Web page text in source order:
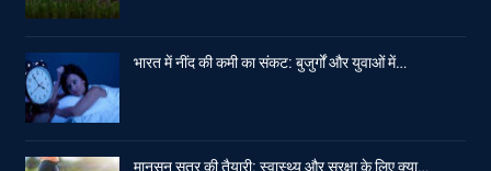
भारत में नींद की कमी का संकट: बुजुर्गों और युवाओं में…
मानसून सत्र की तैयारी: स्वास्थ्य और सुरक्षा के लिए क्या…